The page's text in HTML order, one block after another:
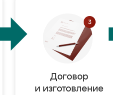
Договор
и изготовление